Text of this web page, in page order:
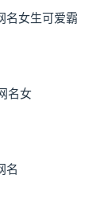
名女生可爱霸
名女
名